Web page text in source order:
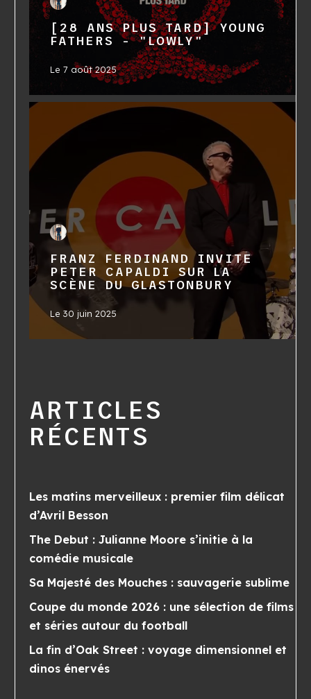
[28 ANS PLUS TARD] YOUNG
FATHERS - "LOWLY"
Le7 août 2025
FRANZ FERDINAND INVITE
PETER CAPALDI SUR LA
SCÈNE DU GLASTONBURY
Le30 juin 2025
ARTICLES
RÉCENTS
Les matins merveilleux : premier film délicat
d’Avril Besson
The Debut : Julianne Moore s’initie à la
comédie musicale
Sa Majesté des Mouches : sauvagerie sublime
Coupe du monde 2026 : une sélection de films
et séries autour du football
La fin d’Oak Street : voyage dimensionnel et
dinos énervés